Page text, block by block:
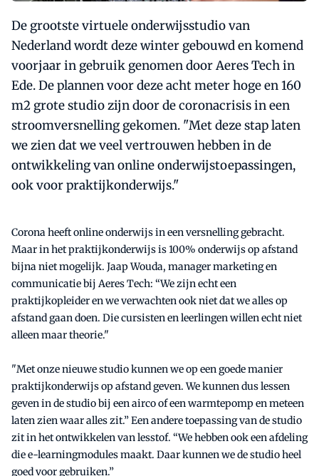
De grootste virtuele onderwijsstudio van
Nederland wordt deze winter gebouwd en komend
voorjaar in gebruik genomen door Aeres Tech in
Ede. De plannen voor deze acht meter hoge en 160
m2 grote studio zijn door de coronacrisis in een
stroomversnelling gekomen. "Met deze stap laten
we zien dat we veel vertrouwen hebben in de
ontwikkeling van online onderwijstoepassingen,
ook voor praktijkonderwijs."
Corona heeft online onderwijs in een versnelling gebracht.
Maar in het praktijkonderwijs is 100% onderwijs op afstand
bijna niet mogelijk. Jaap Wouda, manager marketing en
communicatie bij Aeres Tech: “We zijn echt een
praktijkopleider en we verwachten ook niet dat we alles op
afstand gaan doen. Die cursisten en leerlingen willen echt niet
alleen maar theorie."
"Met onze nieuwe studio kunnen we op een goede manier
praktijkonderwijs op afstand geven. We kunnen dus lessen
geven in de studio bij een airco of een warmtepomp en meteen
laten zien waar alles zit.” Een andere toepassing van de studio
zit in het ontwikkelen van lesstof. “We hebben ook een afdeling
die e-learningmodules maakt. Daar kunnen we de studio heel
goed voor gebruiken.”